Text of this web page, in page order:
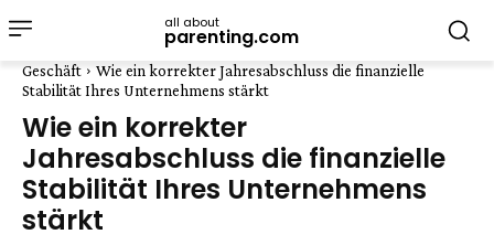
all about
parenting.com
Geschäft
Wie ein korrekter Jahresabschluss die finanzielle
Stabilität Ihres Unternehmens stärkt
Wie ein korrekter
Jahresabschluss die finanzielle
Stabilität Ihres Unternehmens
stärkt